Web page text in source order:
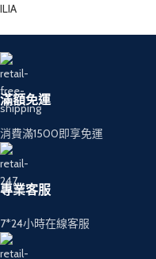
ILIA
滿額免運
消費滿1500即享免運
專業客服
7*24小時在線客服